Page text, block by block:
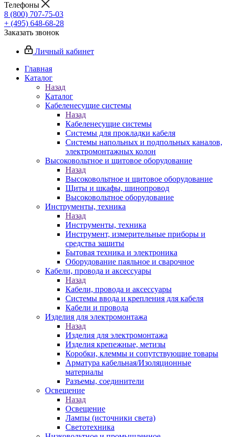
Телефоны
8 (800) 707-75-03
+ (495) 648-68-28
Заказать звонок
Личный кабинет
Главная
Каталог
Назад
Каталог
Кабеленесущие системы
Назад
Кабеленесущие системы
Системы для прокладки кабеля
Системы напольных и подпольных каналов,
электромонтажных колон
Высоковольтное и щитовое оборудование
Назад
Высоковольтное и щитовое оборудование
Щиты и шкафы, шинопровод
Высоковольтное оборудование
Инструменты, техника
Назад
Инструменты, техника
Инструмент, измерительные приборы и
средства защиты
Бытовая техника и электроника
Оборудование паяльное и сварочное
Кабели, провода и аксессуары
Назад
Кабели, провода и аксессуары
Системы ввода и крепления для кабеля
Кабели и провода
Изделия для электромонтажа
Назад
Изделия для электромонтажа
Изделия крепежные, метизы
Коробки, клеммы и сопутствующие товары
Арматура кабельная/Изоляционные
материалы
Разъемы, соединители
Освещение
Назад
Освещение
Лампы (источники света)
Светотехника